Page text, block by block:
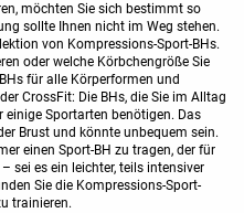
möchten Sie sich bestimmt so
sollte Ihnen nicht im Weg stehen.
von Kompressions-Sport-BHs.
oder welche Körbchengröße Sie
für alle Körperformen und
CrossFit: Die BHs, die Sie im Alltag
einige Sportarten benötigen. Das
Brust und könnte unbequem sein.
einen Sport-BH zu tragen, der für
sei es ein leichter, teils intensiver
Sie die Kompressions-Sport-
trainieren.